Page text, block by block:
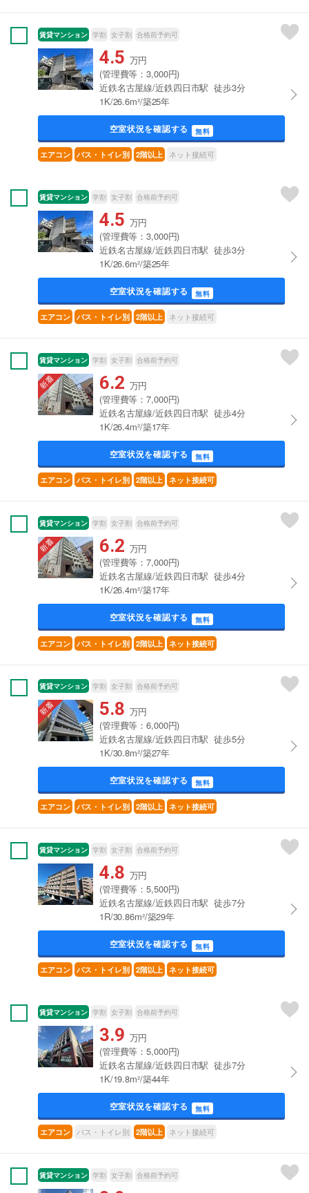
賃貸マンション 学割 女子割 合格前予約可
4.5 万円
(管理費等：3,000円)
近鉄名古屋線/近鉄四日市駅 徒歩3分
1K/26.6m²/築25年
空室状況を確認する 無料
エアコン バス・トイレ別 2階以上 ネット接続可
賃貸マンション 学割 女子割 合格前予約可
4.5 万円
(管理費等：3,000円)
近鉄名古屋線/近鉄四日市駅 徒歩3分
1K/26.6m²/築25年
空室状況を確認する 無料
エアコン バス・トイレ別 2階以上 ネット接続可
賃貸マンション 学割 女子割 合格前予約可
6.2 万円
(管理費等：7,000円)
近鉄名古屋線/近鉄四日市駅 徒歩4分
1K/26.4m²/築17年
空室状況を確認する 無料
エアコン バス・トイレ別 2階以上 ネット接続可
賃貸マンション 学割 女子割 合格前予約可
6.2 万円
(管理費等：7,000円)
近鉄名古屋線/近鉄四日市駅 徒歩4分
1K/26.4m²/築17年
空室状況を確認する 無料
エアコン バス・トイレ別 2階以上 ネット接続可
賃貸マンション 学割 女子割 合格前予約可
5.8 万円
(管理費等：6,000円)
近鉄名古屋線/近鉄四日市駅 徒歩5分
1K/30.8m²/築27年
空室状況を確認する 無料
エアコン バス・トイレ別 2階以上 ネット接続可
賃貸マンション 学割 女子割 合格前予約可
4.8 万円
(管理費等：5,500円)
近鉄名古屋線/近鉄四日市駅 徒歩7分
1R/30.86m²/築29年
空室状況を確認する 無料
エアコン バス・トイレ別 2階以上 ネット接続可
賃貸マンション 学割 女子割 合格前予約可
3.9 万円
(管理費等：5,000円)
近鉄名古屋線/近鉄四日市駅 徒歩7分
1K/19.8m²/築44年
空室状況を確認する 無料
エアコン バス・トイレ別 2階以上 ネット接続可
賃貸マンション 学割 女子割 合格前予約可